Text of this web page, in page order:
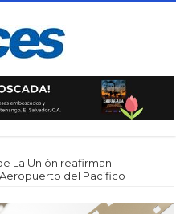
La Unión reafirman
del Pacífico